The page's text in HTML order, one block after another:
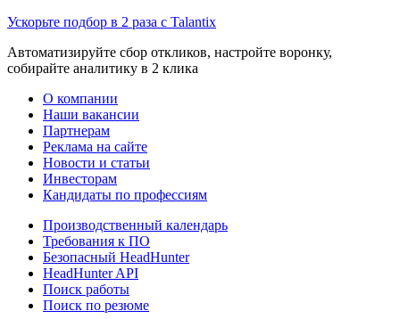
Ускорьте подбор в 2 раза с Talantix
Автоматизируйте сбор откликов, настройте воронку,
собирайте аналитику в 2 клика
О компании
Наши вакансии
Партнерам
Реклама на сайте
Новости и статьи
Инвесторам
Кандидаты по профессиям
Производственный календарь
Требования к ПО
Безопасный HeadHunter
HeadHunter API
Поиск работы
Поиск по резюме